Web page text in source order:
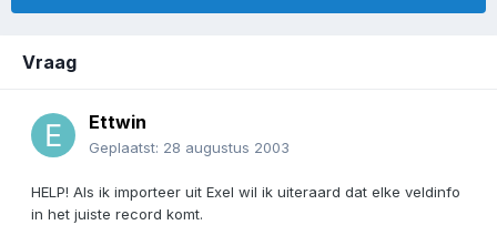
Vraag
Ettwin
Geplaatst: 28 augustus 2003
HELP! Als ik importeer uit Exel wil ik uiteraard dat elke veldinfo
in het juiste record komt.